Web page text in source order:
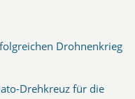
Drohnenkrieg
Drehkreuz für die